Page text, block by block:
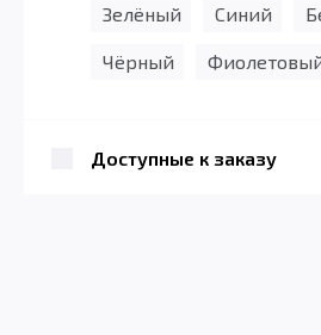
Зелёный
Синий
Чёрный
Доступные к заказу